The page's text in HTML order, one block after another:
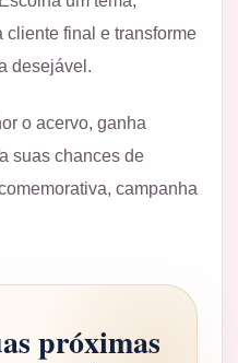
cliente final e transforme
desejável.
o acervo, ganha
suas chances de
campanha
próximas